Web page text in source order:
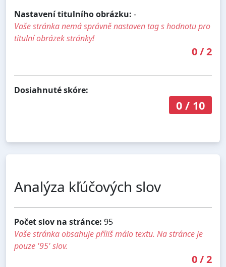
Nastavení titulního obrázku: -
Vaše stránka nemá správně nastaven tag s hodnotu pro
titulní obrázek stránky!
0/2
Dosiahnuté skóre:
0/ 10
Analýza kľúčových slov
Počet slov na stránce: 95
Vaše stránka obsahuje příliš málo textu. Na stránce je
pouze '95' slov.
0/2